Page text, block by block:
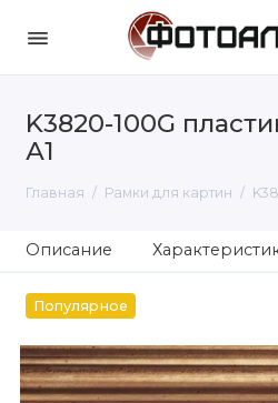
K3820-100G
А1
Главная Рамки для картин
Описание
Популярное